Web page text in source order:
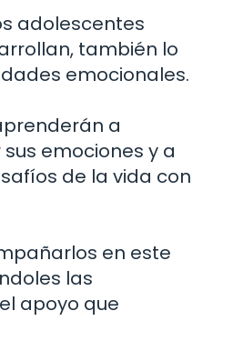
adolescentes
también lo
emocionales.
a
emociones y a
de la vida con
en este
las
apoyo que